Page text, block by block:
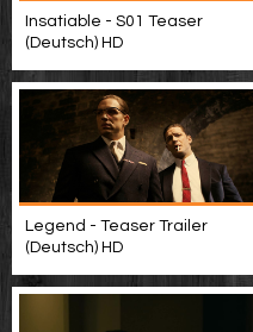
Insatiable - S01 Teaser
(Deutsch) HD
Legend - Teaser Trailer
(Deutsch) HD